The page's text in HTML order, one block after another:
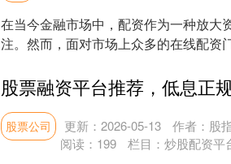
在当今金融市场中，配资作为一种放大
注。然而，面对市场上众多的在线配资
股票融资平台推荐，低息正
股票公司 更新：2026-05-13
作者：股
阅读： 199 栏目： 炒股配资平